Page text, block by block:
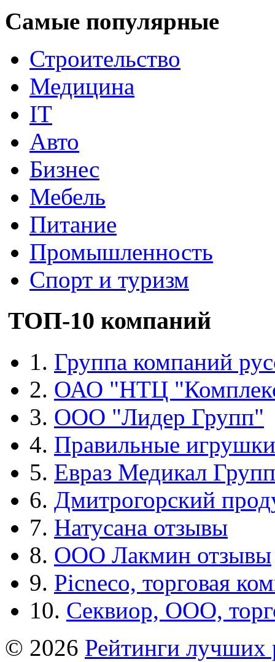
Самые популярные
Строительство
Медицина
IT
Авто
Бизнес
Мебель
Питание
Промышленность
Спорт и туризм
ТОП-10 компаний
1. Группа компаний
2. ОАО "НТЦ
3. ООО "Лидер Групп"
4. Правильные игрушки
5. Евраз Медикал Групп
6. Дмитрогорский
7. Натусана отзывы
8. ООО Лакмин отзывы
9. Picneco, торговая
10. Секвиор, ООО,
© 2026 Рейтинги лучших